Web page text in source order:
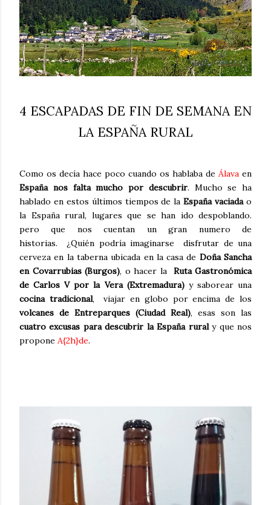
4 ESCAPADAS DE FIN DE SEMANA EN
LA ESPAÑA RURAL
Como os decía hace poco cuando os hablaba de Álava en
España nos falta mucho por descubrir. Mucho se ha
hablado en estos últimos tiempos de laEspaña vaciadao
la España rural, lugares que se han ido despoblando.
pero que nos cuentan un gran numero de
historias. ¿Quién podría imaginarse disfrutar de una
cerveza en la taberna ubicada en la casa de Doña Sancha
en Covarrubias (Burgos), o hacer la Ruta Gastronómica
de Carlos V por la Vera (Extremadura)y saborear una
cocina tradicional, viajar en globo por encima de los
volcanes de Entreparques (Ciudad Real), esas son las
cuatro excusas para descubrir la España ruraly que nos
propone A{2h}de.